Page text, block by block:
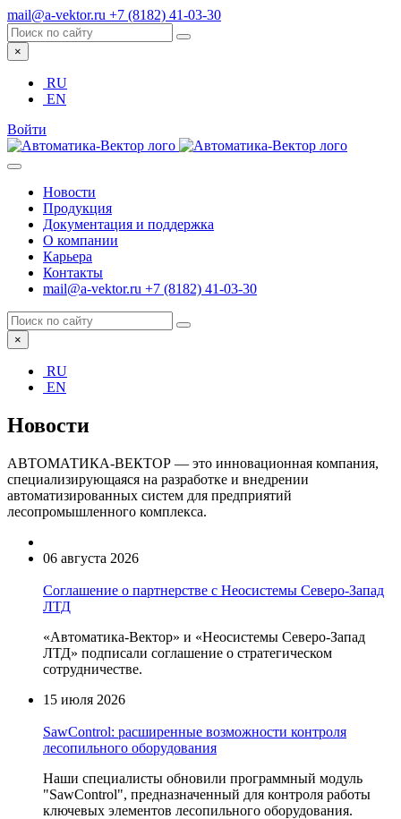
mail@a-vektor.ru +7 (8182) 41-03-30
×
RU
EN
Войти
Новости
Продукция
Документация и поддержка
О компании
Карьера
Контакты
mail@a-vektor.ru +7 (8182) 41-03-30
×
RU
EN
Новости
АВТОМАТИКА-ВЕКТОР — это инновационная компания,
специализирующаяся на разработке и внедрении
автоматизированных систем для предприятий
лесопромышленного комплекса.
06 августа 2026
Соглашение о партнерстве с Неосистемы Северо-Запад
ЛТД
«Автоматика-Вектор» и «Неосистемы Северо-Запад
ЛТД» подписали соглашение о стратегическом
сотрудничестве.
15 июля 2026
SawControl: расширенные возможности контроля
лесопильного оборудования
Наши специалисты обновили программный модуль
"SawControl", предназначенный для контроля работы
ключевых элементов лесопильного оборудования.